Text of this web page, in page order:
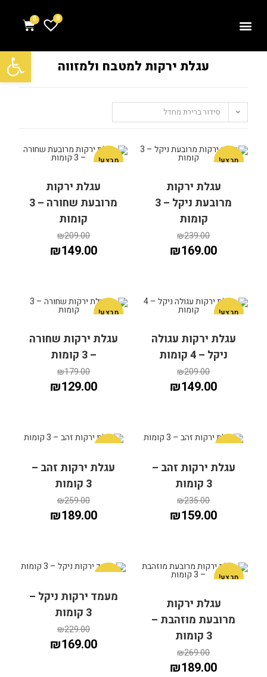
פתח סרגל נגישות
0
עגלת ירקות למטבח ולמזווה
סידור ברירת מחדל
מבצע!
הוספה לסל
עגלת ירקות
מרובעת ניקל – 3
קומות
₪239.00
₪169.00
מבצע!
הוספה לסל
עגלת ירקות
מרובעת שחורה – 3
קומות
₪209.00
₪149.00
מבצע!
הוספה לסל
עגלת ירקות עגולה
ניקל – 4 קומות
₪209.00
₪149.00
מבצע!
הוספה לסל
עגלת ירקות שחורה
– 3 קומות
₪179.00
₪129.00
עגלת ירקות זהב –
3 קומות
₪235.00
₪159.00
עגלת ירקות זהב –
3 קומות
₪259.00
₪189.00
מבצע!
עגלת ירקות
מרובעת מוזהבת –
3 קומות
₪269.00
₪189.00
מעמד ירקות ניקל –
3 קומות
₪229.00
₪169.00